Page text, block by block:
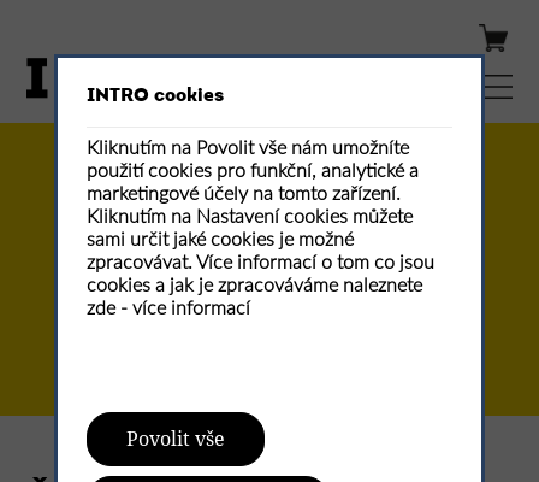
INTRO cookies
Kliknutím na Povolit vše nám umožníte
použití cookies pro funkční, analytické a
marketingové účely na tomto zařízení.
Kliknutím na Nastavení cookies můžete
sami určit jaké cookies je možné
zpracovávat. Více informací o tom co jsou
cookies a jak je zpracováváme naleznete
zde - více informací
Povolit vše
Tato stránkae-shopu
slouží pouze pro zasílání
na území ČR.